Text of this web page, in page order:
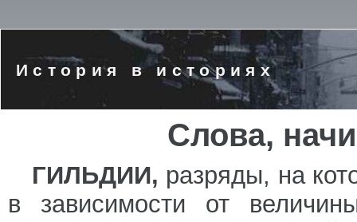
История в историях
Слова,
ГИЛЬДИИ, разряды, на
в зависимости от